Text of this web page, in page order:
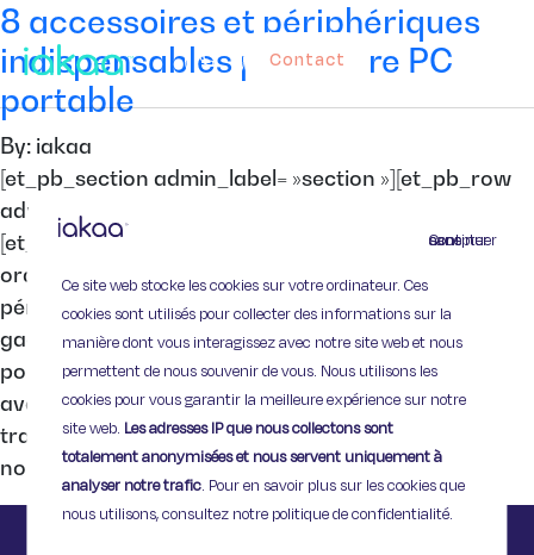
Continuer sans accepter
Ce site web stocke les cookies sur votre ordinateur. Ces
cookies sont utilisés pour collecter des informations sur la
manière dont vous interagissez avec notre site web et nous
permettent de nous souvenir de vous. Nous utilisons les
cookies pour vous garantir la meilleure expérience sur notre
site web. Les adresses IP que nous collectons sont
totalement anonymisées et nous servent uniquement à
analyser notre trafic. Pour en savoir plus sur les cookies que
nous utilisons, consultez notre politique de confidentialité.
Contact
8 accessoires et périphériques
indispensables pour votre PC
portable
By: iakaa
[et_pb_section admin_label= »section »][et_pb_row
admin_label= »row »][et_pb_column type= »4_4″]
[et_pb_text admin_label= »Texte »] Vous avez un
ordinateur portable ? Voici 8 accessoires et
périphériques indispensables (ou presque) pour
gagner en confort ! Prenez soin de votre PC
portable avec … Une housse Évidemment ! Si vous
avez choisi un portable, c’est que vous comptez le
transporter, et comme votre matériel est fragile,
nous vous […]